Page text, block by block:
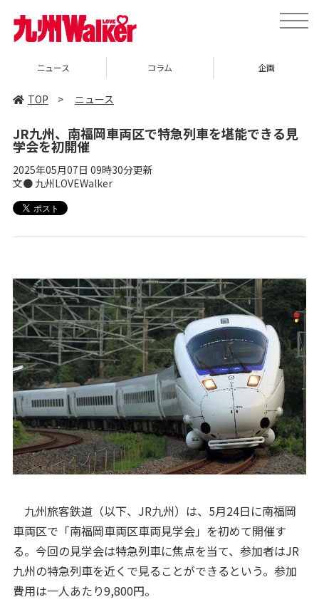
toggle
ニュース コラム 企画
TOP > ニュース
JR九州、南福岡車両区で特急列車を堪能できる見
学会を初開催
2025年05月07日 09時30分更新
文● 九州LOVEWalker
九州旅客鉄道（以下、JR九州）は、5月24日に南福岡
車両区で「南福岡車両区車両見学会」を初めて開催す
る。今回の見学会は特急列車に焦点を当て、参加者はJR
九州の特急列車を近くで見ることができるという。参加
費用は一人あたり9,800円。